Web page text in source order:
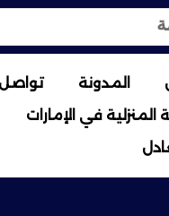
المدونة
في الإمارات